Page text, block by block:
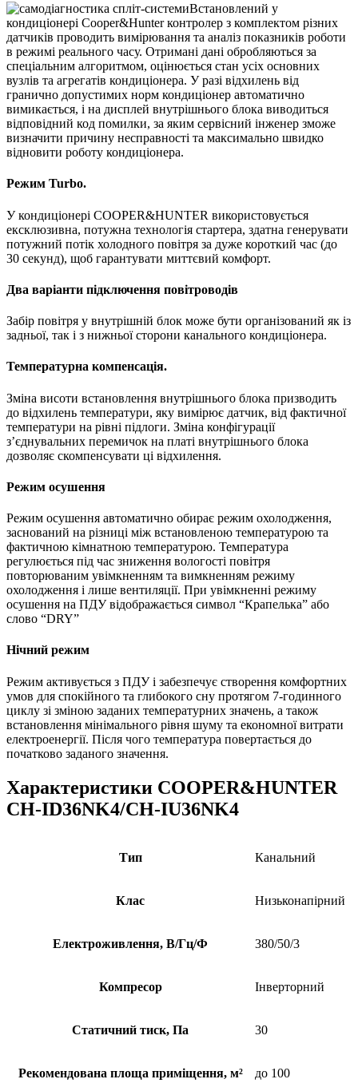
Встановлений у
кондиціонері Cooper&Hunter контролер з комплектом різних
датчиків проводить вимірювання та аналіз показників роботи
в режимі реального часу. Отримані дані обробляються за
спеціальним алгоритмом, оцінюється стан усіх основних
вузлів та агрегатів кондиціонера. У разі відхилень від
гранично допустимих норм кондиціонер автоматично
вимикається, і на дисплей внутрішнього блока виводиться
відповідний код помилки, за яким сервісний інженер зможе
визначити причину несправності та максимально швидко
відновити роботу кондиціонера.
Режим Turbo.
У кондиціонері COOPER&HUNTER використовується
ексклюзивна, потужна технологія стартера, здатна генерувати
потужний потік холодного повітря за дуже короткий час (до
30 секунд), щоб гарантувати миттєвий комфорт.
Два варіанти підключення повітроводів
Забір повітря у внутрішній блок може бути організований як із
задньої, так і з нижньої сторони канального кондиціонера.
Температурна компенсація.
Зміна висоти встановлення внутрішнього блока призводить
до відхилень температури, яку вимірює датчик, від фактичної
температури на рівні підлоги. Зміна конфігурації
з’єднувальних перемичок на платі внутрішнього блока
дозволяє скомпенсувати ці відхилення.
Режим осушення
Режим осушення автоматично обирає режим охолодження,
заснований на різниці між встановленою температурою та
фактичною кімнатною температурою. Температура
регулюється під час зниження вологості повітря
повторюваним увімкненням та вимкненням режиму
охолодження і лише вентиляції. При увімкненні режиму
осушення на ПДУ відображається символ “Крапелька” або
слово “DRY”
Нічний режим
Режим активується з ПДУ і забезпечує створення комфортних
умов для спокійного та глибокого сну протягом 7-годинного
циклу зі зміною заданих температурних значень, а також
встановлення мінімального рівня шуму та економної витрати
електроенергії. Після чого температура повертається до
початково заданого значення.
Характеристики COOPER&HUNTER
CH-ID36NK4/CH-IU36NK4
Тип Канальний
Клас Низьконапірний
Електроживлення, В/Гц/Ф 380/50/3
Компресор Інверторний
Статичний тиск, Па 30
Рекомендована площа приміщення, м² до 100